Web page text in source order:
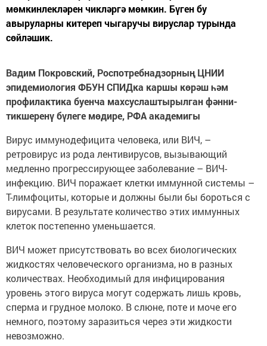
мөмкинлекләрен чикләргә мөмкин. Бүген бу
авыруларны китереп чыгаручы вируслар турында
сөйләшик.
Вадим Покровский, Роспотребнадзорның ЦНИИ
эпидемиология ФБУН СПИДка каршы көрәш һәм
профилактика буенча махсуслаштырылган фәнни-
тикшеренү бүлеге мөдире, РФА академигы
Вирус иммунодефицита человека, или ВИЧ, –
ретровирус из рода лентивирусов, вызывающий
медленно прогрессирующее заболевание – ВИЧ-
инфекцию. ВИЧ поражает клетки иммунной системы –
Т-лимфоциты, которые и должны были бы бороться с
вирусами. В результате количество этих иммунных
клеток постепенно уменьшается.
ВИЧ может присутствовать во всех биологических
жидкостях человеческого организма, но в разных
количествах. Необходимый для инфицирования
уровень этого вируса могут содержать лишь кровь,
сперма и грудное молоко. В слюне, поте и моче его
немного, поэтому заразиться через эти жидкости
невозможно.